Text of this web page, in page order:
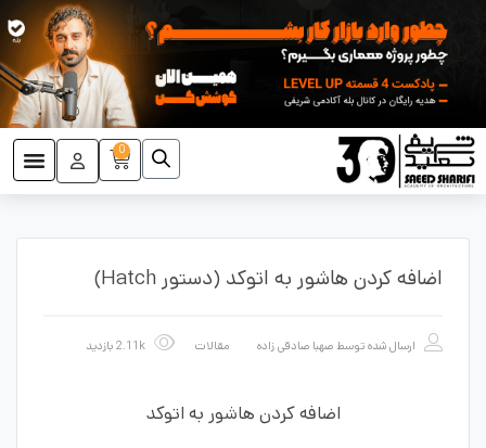
0
اضافه کردن هاشور به اتوکد (دستور Hatch)
ارسال شده توسط صهبا صادقی زاده مقالات
اضافه کردن هاشور به اتوکد